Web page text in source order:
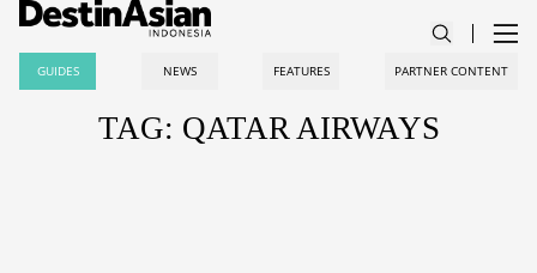
GUIDES NEWS FEATURES PARTNER CONTENT
TAG: QATAR AIRWAYS